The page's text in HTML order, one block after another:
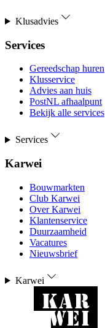
Klusadvies
Services
Gereedschap huren
Klusservice
Advies aan huis
PostNL afhaalpunt
Bekijk alle services
Services
Karwei
Bouwmarkten
Club Karwei
Over Karwei
Klantenservice
Duurzaamheid
Vacatures
Nieuwsbrief
Karwei